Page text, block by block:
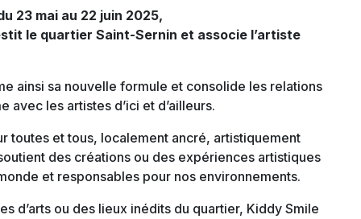
23 mai au 22 juin 2025,
le quartier Saint-Sernin et associe l’artiste
ainsi sa nouvelle formule et consolide les relations
avec les artistes d’ici et d’ailleurs.
toutes et tous, localement ancré, artistiquement
des créations ou des expériences artistiques
et responsables pour nos environnements.
d’arts ou des lieux inédits du quartier, Kiddy Smile